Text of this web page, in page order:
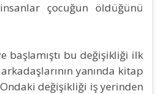
çocuğun öldüğünü
başlamıştı bu değişikliği ilk
yanında kitap
değişikliği iş yerinden